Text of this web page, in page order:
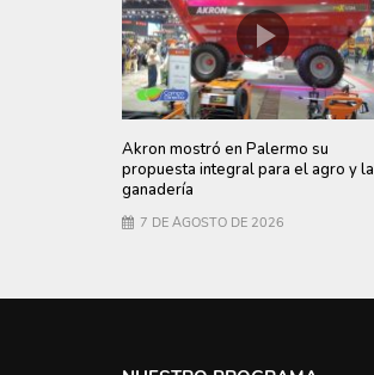
Akron mostró en Palermo su
propuesta integral para el agro y la
ganadería
7 DE AGOSTO DE 2026